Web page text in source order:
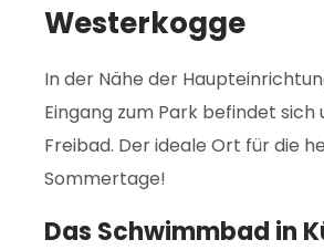
Westerkogge
In der Nähe der
Eingang zum Park befindet sich
Freibad. Der ideale Ort für die
Sommertage!
Das Schwimmbad in